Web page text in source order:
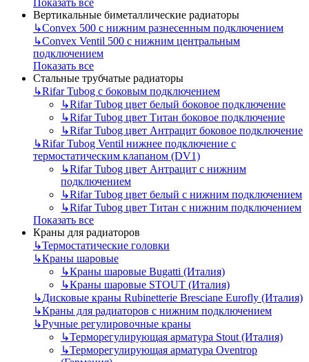
Вертикальные биметаллические радиаторы
↳Convex 500 с нижним разнесенным подключением
↳Convex Ventil 500 с нижним центральным
подключением
Показать все
Стальные трубчатые радиаторы
↳Rifar Tubog с боковым подключением
↳Rifar Tubog цвет белый боковое подключение
↳Rifar Tubog цвет Титан боковое подключение
↳Rifar Tubog цвет Антрацит боковое подключение
↳Rifar Tubog Ventil нижнее подключение с
термостатическим клапаном (DV1)
↳Rifar Tubog цвет Антрацит с нижним
подключением
↳Rifar Tubog цвет белый с нижним подключением
↳Rifar Tubog цвет Титан с нижним подключением
Показать все
Краны для радиаторов
↳Термостатические головки
↳Краны шаровые
↳Краны шаровые Bugatti (Италия)
↳Краны шаровые STOUT (Италия)
↳Дисковые краны Rubinetterie Bresciane Eurofly (Италия)
↳Краны для радиаторов с нижним подключением
↳Ручные регулировочные краны
↳Терморегулирующая арматура Stout (Италия)
↳Терморегулирующая арматура Oventrop